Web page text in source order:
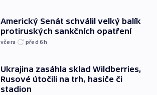
Americký Senát schválil velký balík
protiruských sankčních opatření
včera před 6h
Ukrajina zasáhla sklad Wildberries,
Rusové útočili na trh, hasiče či
stadion